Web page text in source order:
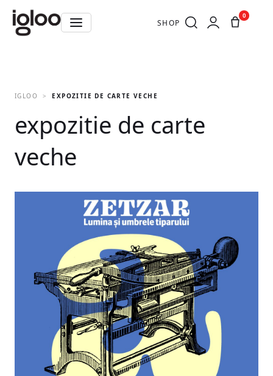
SHOP
0
IGLOO EXPOZITIE DE CARTE VECHE
expozitie de carte
veche